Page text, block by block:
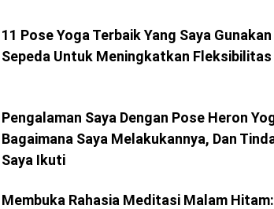
11 Pose Yoga Terbaik Yang Saya
Sepeda Untuk Meningkatkan Fleksibilitas
Pengalaman Saya Dengan Pose Heron
Bagaimana Saya Melakukannya, Dan
Saya Ikuti
Membuka Rahasia Meditasi Malam